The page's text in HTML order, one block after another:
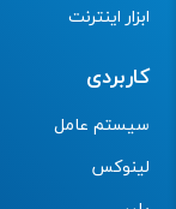
ابزار اینترنت
کاربردی
سیستم عامل
لینوکس